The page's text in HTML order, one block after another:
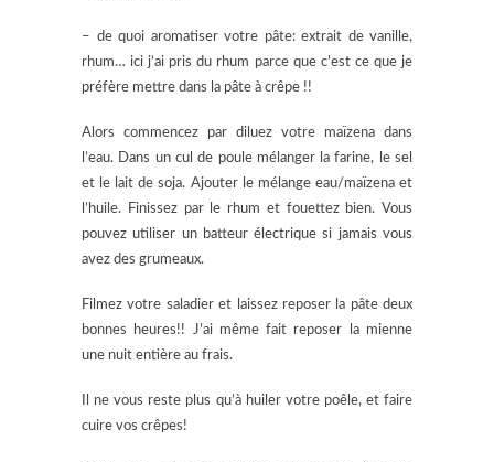
– de quoi aromatiser votre pâte: extrait de vanille,
rhum… ici j’ai pris du rhum parce que c’est ce que je
préfère mettre dans la pâte à crêpe !!
Alors commencez par diluez votre maïzena dans
l’eau. Dans un cul de poule mélanger la farine, le sel
et le lait de soja. Ajouter le mélange eau/maïzena et
l’huile. Finissez par le rhum et fouettez bien. Vous
pouvez utiliser un batteur électrique si jamais vous
avez des grumeaux.
Filmez votre saladier et laissez reposer la pâte deux
bonnes heures!! J’ai même fait reposer la mienne
une nuit entière au frais.
Il ne vous reste plus qu’à huiler votre poêle, et faire
cuire vos crêpes!